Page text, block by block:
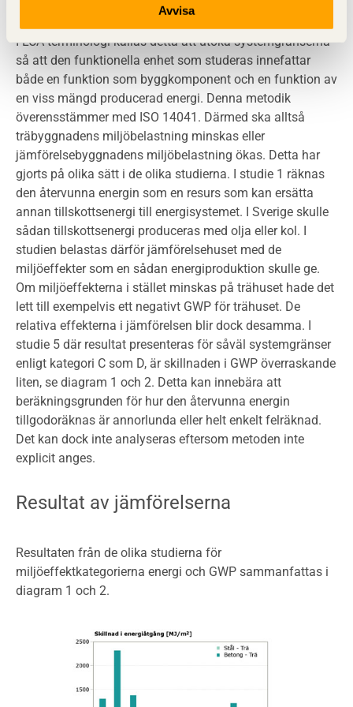
Avvisa
I LCA-terminologi kallas detta att utöka systemgränserna
så att den funktionella enhet som studeras innefattar
både en funktion som byggkomponent och en funktion av
en viss mängd producerad energi. Denna metodik
överensstämmer med ISO 14041. Därmed ska alltså
träbyggnadens miljöbelastning minskas eller
jämförelsebyggnadens miljöbelastning ökas. Detta har
gjorts på olika sätt i de olika studierna. I studie 1 räknas
den återvunna energin som en resurs som kan ersätta
annan tillskottsenergi till energisystemet. I Sverige skulle
sådan tillskottsenergi produceras med olja eller kol. I
studien belastas därför jämförelsehuset med de
miljöeffekter som en sådan energiproduktion skulle ge.
Om miljöeffekterna i stället minskas på trähuset hade det
lett till exempelvis ett negativt GWP för trähuset. De
relativa effekterna i jämförelsen blir dock desamma. I
studie 5 där resultat presenteras för såväl systemgränser
enligt kategori C som D, är skillnaden i GWP överraskande
liten, se diagram 1 och 2. Detta kan innebära att
beräkningsgrunden för hur den återvunna energin
tillgodoräknas är annorlunda eller helt enkelt felräknad.
Det kan dock inte analyseras eftersom metoden inte
explicit anges.
Resultat av jämförelserna
Resultaten från de olika studierna för
miljöeffektkategorierna energi och GWP sammanfattas i
diagram 1 och 2.